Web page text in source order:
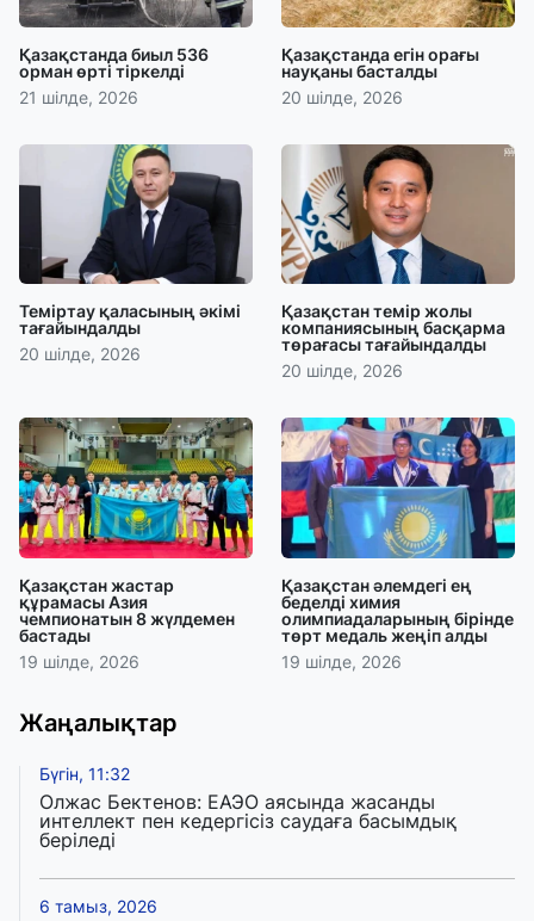
Қазақстанда биыл 536
орман өрті тіркелді
21 шілде, 2026
Қазақстанда егін орағы
науқаны басталды
20 шілде, 2026
Теміртау қаласының әкімі
тағайындалды
20 шілде, 2026
Қазақстан темір жолы
компаниясының басқарма
төрағасы тағайындалды
20 шілде, 2026
Қазақстан жастар
құрамасы Азия
чемпионатын 8 жүлдемен
бастады
19 шілде, 2026
Қазақстан әлемдегі ең
беделді химия
олимпиадаларының бірінде
төрт медаль жеңіп алды
19 шілде, 2026
Жаңалықтар
Бүгін, 11:32
Олжас Бектенов: ЕАЭО аясында жасанды
интеллект пен кедергісіз саудаға басымдық
беріледі
6 тамыз, 2026